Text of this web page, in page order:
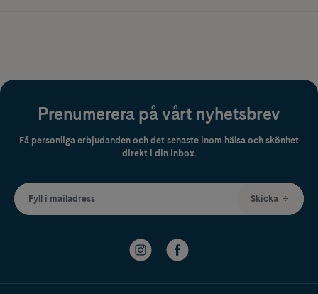
Prenumerera på vårt nyhetsbrev
Få personliga erbjudanden och det senaste inom hälsa och skönhet
direkt i din inbox.
Fyll i mailadress Skicka